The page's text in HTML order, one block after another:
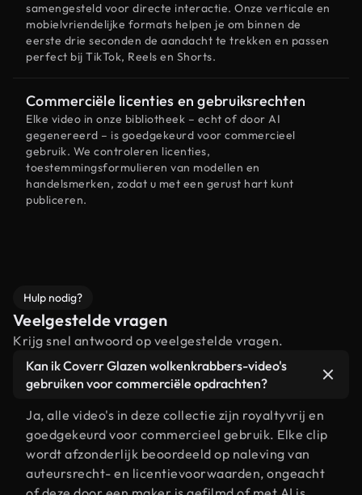
samengesteld voor directe interactie. Onze verticale en
mobielvriendelijke formats helpen je om binnen de
eerste drie seconden de aandacht te trekken en passen
perfect bij TikTok, Reels en Shorts.
Commerciële licenties en gebruiksrechten
Elke video in onze bibliotheek – echt of door AI
gegenereerd – is goedgekeurd voor commercieel
gebruik. We controleren licenties,
toestemmingsformulieren van modellen en
handelsmerken, zodat u met een gerust hart kunt
publiceren.
Hulp nodig?
Veelgestelde vragen
Krijg snel antwoord op veelgestelde vragen.
Kan ik Coverr Glazen wolkenkrabbers-video's
gebruiken voor commerciële opdrachten?
Ja, alle video's in deze collectie zijn royaltyvrij en
goedgekeurd voor commercieel gebruik. Elke clip
wordt afzonderlijk beoordeeld op naleving van
auteursrecht- en licentievoorwaarden, ongeacht